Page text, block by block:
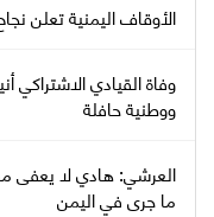
الأوقاف اليمنية تعلن نجاح
وفاة القيادي
ووطنية حافلة
العرشي: هادي لا يعفى
ما جرى في اليمن